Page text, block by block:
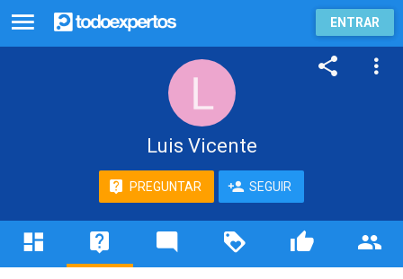
ENTRAR
Luis Vicente
PREGUNTAR SEGUIR